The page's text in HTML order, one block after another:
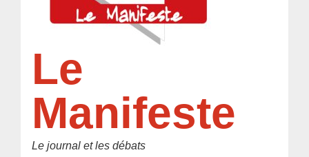
Le
Manifeste
Le journal et les débats